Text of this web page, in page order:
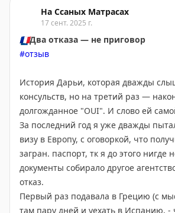
На удивление, мне сразу же
кассовый чек: оказалось, что я
ИП.Я успокоился… Ну а далее все
Это было полноценное
связи, а я получал ответы на все мои
Результат-виза получена. Я доволен,
еще. Спасибо!
На Ссаных Матрасах
17 сент. 2025 г.
🇫🇷Два отказа — не приговор
#отзыв
История Дарьи, которая дважды
консульств, но на третий раз —
долгожданное "OUI". И слово ей
За последний год я уже дважды
визу в Европу, с оговоркой, что
загран. паспорт, тк я до этого нигде
документы собирало другое
отказ.
Первый раз подавала в Грецию (с
там пару дней и уехать в Испанию, -